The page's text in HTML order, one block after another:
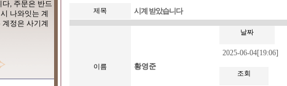
제목 시계 받았습니다
이름 황영준
날짜
2025-06-04[19:06]
조회